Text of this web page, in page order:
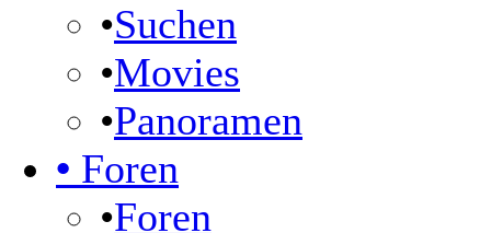
•Suchen
•Movies
•Panoramen
• Foren
•Foren